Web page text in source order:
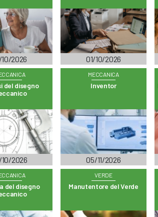
10/2026 01/10/2026
del disegno
10/2026
MECCANICA
Inventor
05/11/2026
del disegno
VERDE
Manutentore del Verde